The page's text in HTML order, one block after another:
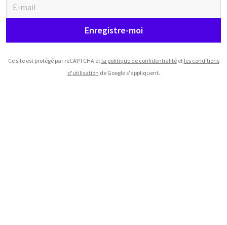
Enregistre-moi
Ce site est protégé par reCAPTCHA et la politique de confidentialitéet les conditions
d'utilisation de Google s'appliquent.